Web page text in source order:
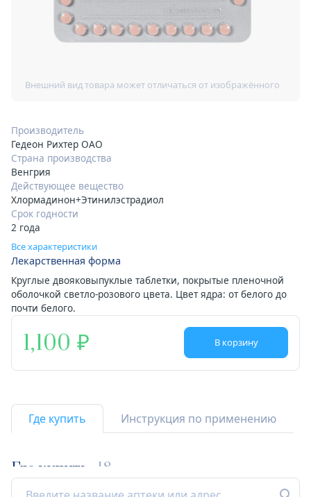
Производитель
Гедеон Рихтер ОАО
Страна производства
Венгрия
Действующее вещество
Хлормадинон+Этинилэстрадиол
Срок годности
2 года
Все характеристики
Лекарственная форма
Круглые двояковыпуклые таблетки, покрытые пленочной
оболочкой светло-розового цвета. Цвет ядра: от белого до
почти белого.
1,100 В корзину
Где купить Инструкция по применению
Где купить 18